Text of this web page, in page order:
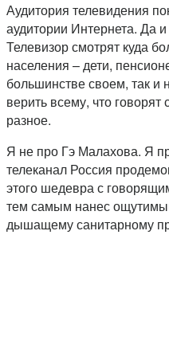
Аудитория телевидения
аудитории Интернета. Да
Телевизор смотрят куда
населения – дети,
большинстве своем, так и
верить всему, что говорят
разное.
Я не про Гэ Малахова. Я
телеканал Россия
этого шедевра с
тем самым нанес
дышащему санитарному